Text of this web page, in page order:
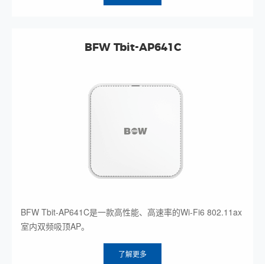
BFW Tbit-AP641C
BFW Tbit-AP641C是一款高性能、高速率的Wi-Fi6 802.11ax
室内双频吸顶AP。
了解更多